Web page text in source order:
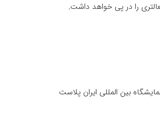
را در پی خواهد داشت.
بین المللی ایران پلاست